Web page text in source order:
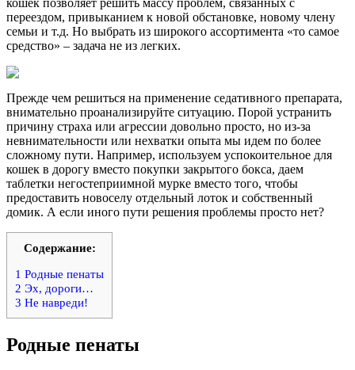
кошек позволяет решить массу проблем, связанных с
переездом, привыканием к новой обстановке, новому члену
семьи и т.д. Но выбрать из широкого ассортимента «то самое
средство» – задача не из легких.
Прежде чем решиться на применение седативного препарата,
внимательно проанализируйте ситуацию. Порой устранить
причину страха или агрессии довольно просто, но из-за
невнимательности или нехватки опыта мы идем по более
сложному пути. Например, используем успокоительное для
кошек в дорогу вместо покупки закрытого бокса, даем
таблетки негостеприимной мурке вместо того, чтобы
предоставить новоселу отдельный лоток и собственный
домик. А если иного пути решения проблемы просто нет?
Содержание:
1 Родные пенаты
2 Эх, дороги…
3 Не навреди!
Родные пенаты